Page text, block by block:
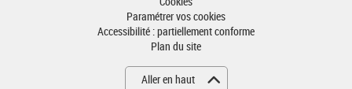
Paramétrer vos cookies
Accessibilité : partiellement conforme
Plan du site
Aller en haut